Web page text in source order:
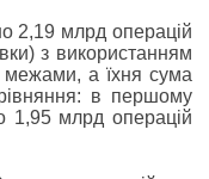
2,19 млрд операцій
з використанням
межами, а їхня сума
в першому
1,95 млрд операцій